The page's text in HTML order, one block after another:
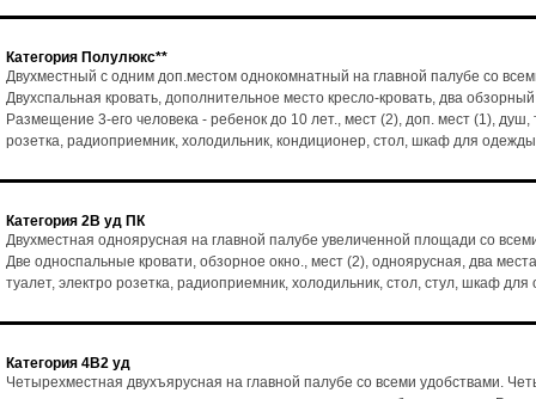
Категория Полулюкс**
Двухместный с одним доп.местом однокомнатный на главной палубе со
Двухспальная кровать, дополнительное место кресло-кровать, два
Размещение 3-его человека - ребенок до 10 лет., мест (2), доп. мест (1), душ,
розетка, радиоприемник, холодильник, кондиционер, стол, шкаф для одежды
Категория 2В уд ПК
Двухместная одноярусная на главной палубе увеличенной площади со
Две односпальные кровати, обзорное окно., мест (2), одноярусная, два
туалет, электро розетка, радиоприемник, холодильник, стол, стул, шкаф
Категория 4В2 уд
Четырехместная двухъярусная на главной палубе со всеми удобствами.